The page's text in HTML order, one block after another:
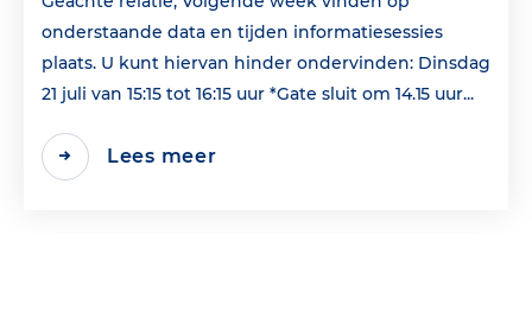
onderstaande data en tijden informatiesessies
plaats. U kunt hiervan hinder ondervinden: Dinsdag
21 juli van 15:15 tot 16:15 uur *Gate sluit om 14.15 uur...
Lees meer